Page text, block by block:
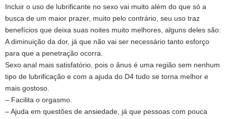
Incluir o uso de lubrificante no sexo vai muito além do que só a
busca de um maior prazer, muito pelo contrário, seu uso traz
benefícios que deixa suas noites muito melhores, alguns deles são:
A diminuição da dor, já que não vai ser necessário tanto esforço
para que a penetração ocorra.
Sexo anal mais satisfatório, pois o ânus é uma região sem nenhum
tipo de lubrificação e com a ajuda do D4 tudo se torna melhor e
mais gostoso.
– Facilita o orgasmo.
– Ajuda em questões de ansiedade, já que pessoas com pouca